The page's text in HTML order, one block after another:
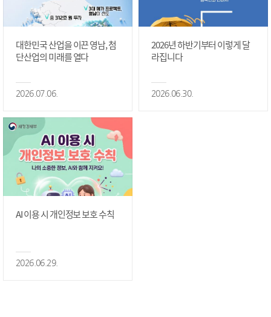
대한민국 산업을 이끈 영남, 첨
단산업의 미래를 열다
2026.07.06.
2026년 하반기부터 이렇게 달
라집니다
2026.06.30.
AI 이용 시 개인정보 보호 수칙
2026.06.29.